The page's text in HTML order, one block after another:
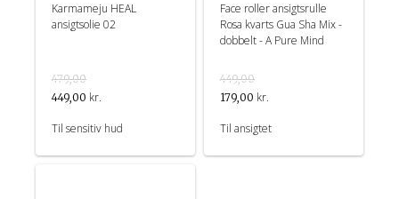
Karmameju HEAL
ansigtsolie 02
479,00
449,00 kr.
Til sensitiv hud
Face roller ansigtsrulle
Rosa kvarts Gua Sha Mix -
dobbelt - A Pure Mind
449,00
179,00 kr.
Til ansigtet